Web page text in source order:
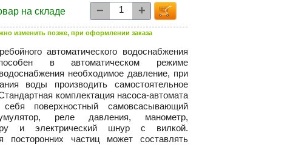
на складе − +
изменить позже, при оформлении заказа
автоматического водоснабжения
в автоматическом режиме
необходимое давление, при
воды производить самостоятельное
комплектация насоса-автомата
поверхностный самовсасывающий
реле давления, манометр,
и электрический шнур с вилкой.
посторонних частиц может составлять